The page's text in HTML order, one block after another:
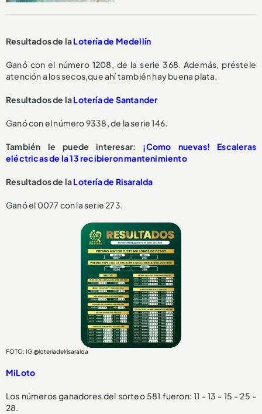
Resultados de laLotería de Medellín
Ganó con el número 1208, de la serie 368. Además, préstele
atención a los secos,que ahí también hay buena plata.
Resultados de laLotería de Santander
Ganó con el número 9338, de la serie 146.
También le puede interesar: ¡Como nuevas! Escaleras
eléctricas de la 13 recibieron mantenimiento
Resultados de laLotería de Risaralda
Ganó el 0077 con la serie 273.
FOTO: IG @loteriadelrisaralda
MiLoto
Los números ganadores del sorteo 581 fueron: 11 - 13 - 15 - 25 -
28.